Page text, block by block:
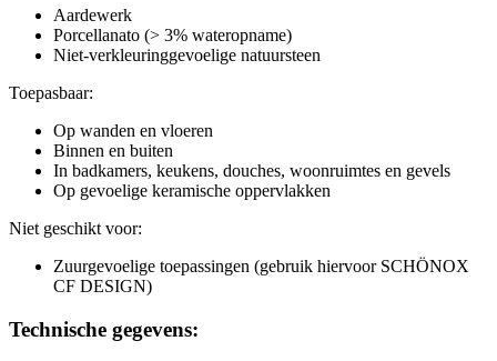
Aardewerk
Porcellanato (> 3% wateropname)
Niet-verkleuringgevoelige natuursteen
Toepasbaar:
Op wanden en vloeren
Binnen en buiten
In badkamers, keukens, douches, woonruimtes en gevels
Op gevoelige keramische oppervlakken
Niet geschikt voor:
Zuurgevoelige toepassingen (gebruik hiervoor SCHÖNOX
CF DESIGN)
Technische gegevens: